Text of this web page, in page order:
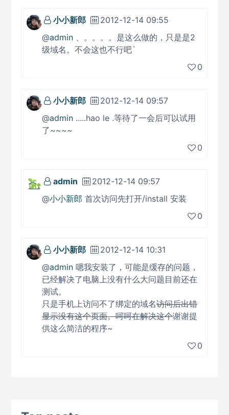
小小新郎
2012-12-14 09:55
@admin 、。。。。是这么做的，只是是2
级域名。不会这也不行吧`
0
小小新郎
2012-12-14 09:57
@admin .....hao le .等待了一会后可以试用
了~~~~
0
admin
2012-12-14 09:57
@小小新郎 首次访问先打开/install 安装
0
小小新郎
2012-12-14 10:31
@admin 嗯我安装了，可能是缓存的问题，
已经解决了电脑上没有什么大问题目前还在
测试。
只是手机上访问不了绑定的域名访问后出错
显示没有这个页面。呵呵在解决这个谢谢提
供这么简洁的程序~
0